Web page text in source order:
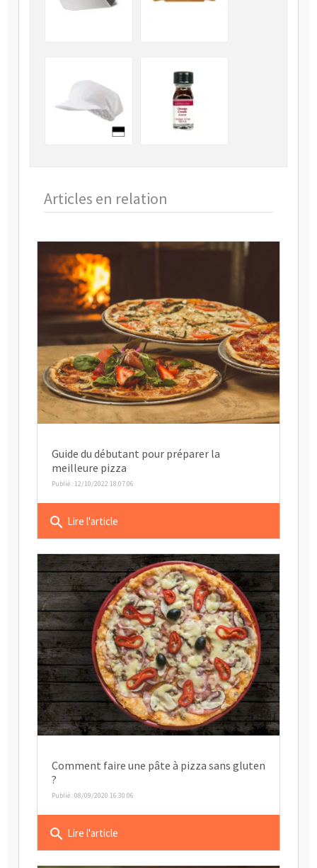
Articles en relation
Guide du débutant pour préparer la
meilleure pizza
Publié : 12/10/2022 18:07:06
search Lire l'article
Comment faire une pâte à pizza sans gluten
?
Publié : 08/09/2020 16:30:06
search Lire l'article